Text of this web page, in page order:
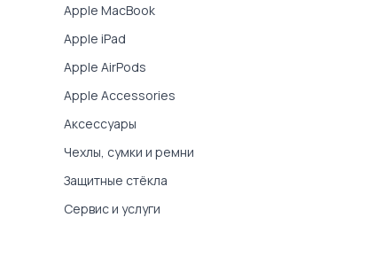
Apple MacBook
Apple iPad
Apple AirPods
Apple Accessories
Аксессуары
Чехлы, сумки и ремни
Защитные стёкла
Сервис и услуги